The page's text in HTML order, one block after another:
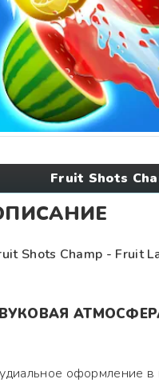
Fruit Shots
Shots Champ - Fruit
оформление в